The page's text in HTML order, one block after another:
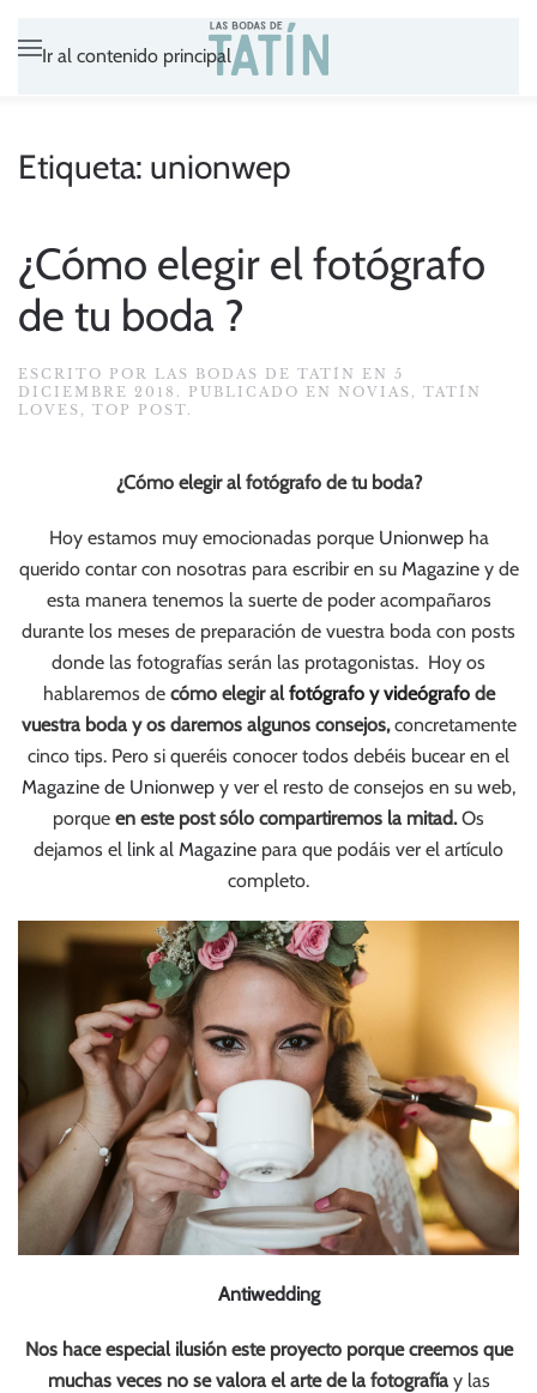
Ir al contenido principal
Etiqueta: unionwep
¿Cómo elegir el fotógrafo
de tu boda ?
ESCRITO POR LAS BODAS DE TATÍN EN 5
DICIEMBRE 2018 . PUBLICADO EN NOVIAS , TATÍN
LOVES , TOP POST.
¿Cómo elegir al fotógrafo de tu boda?
Hoy estamos muy emocionadas porqueUnionwepha
querido contar con nosotras para escribir en su Magazine y de
esta manera tenemos la suerte de poder acompañaros
durante los meses de preparación de vuestra boda con posts
donde las fotografías serán las protagonistas. Hoy os
hablaremos de cómo elegir alfotógrafo y videógrafode
vuestra boda y os daremos algunos consejos,concretamente
cinco tips. Pero si queréis conocer todos debéis bucear en el
Magazine de Unionwep y ver el resto de consejos en su web,
porque en este post sólo compartiremos la mitad.Os
dejamos el link al Magazine para que podáis ver el artículo
completo.
Antiwedding
Nos hace especial ilusión este proyecto porque creemos que
muchas veces no se valora el arte de la fotografíay las